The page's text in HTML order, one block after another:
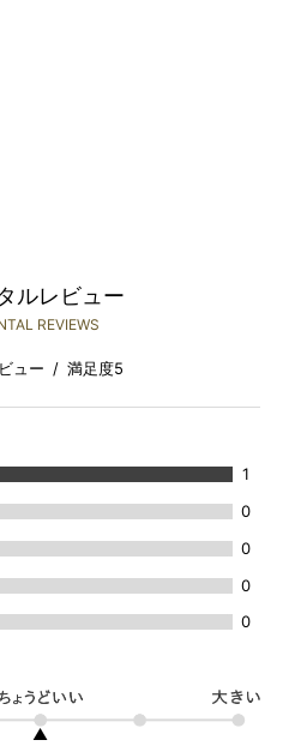
ルレビュー
REVIEWS
ュー / 満足度5
1
0
0
0
0
▲